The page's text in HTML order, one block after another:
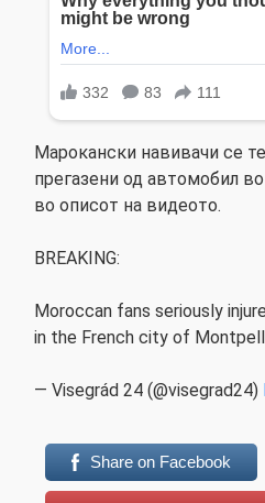
Марокански навивачи се
прегазени од автомобил
во описот на видеото.
BREAKING:
Moroccan fans seriously
in the French city of
— Visegrád 24 (@visegrad24)
Share on Facebook